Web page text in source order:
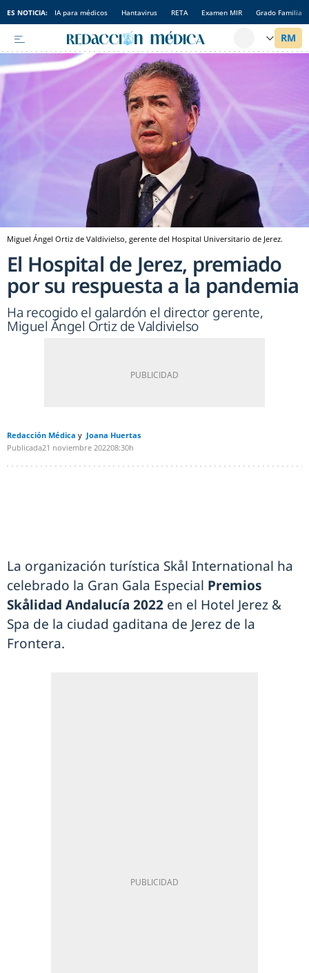
ES NOTICIA: IA para médicos Hantavirus RETA Examen MIR Grado Familia
Miguel Ángel Ortiz de Valdivielso, gerente del Hospital Universitario de Jerez.
El Hospital de Jerez, premiado
por su respuesta a la pandemia
Ha recogido el galardón el director gerente,
Miguel Ángel Ortiz de Valdivielso
Redacción Médica
Joana Huertas
Publicada21 noviembre 202208:30h
La organización turística Skål International ha
celebrado la Gran Gala Especial Premios
Skålidad Andalucía 2022 en el Hotel Jerez &
Spa de la ciudad gaditana de Jerez de la
Frontera.